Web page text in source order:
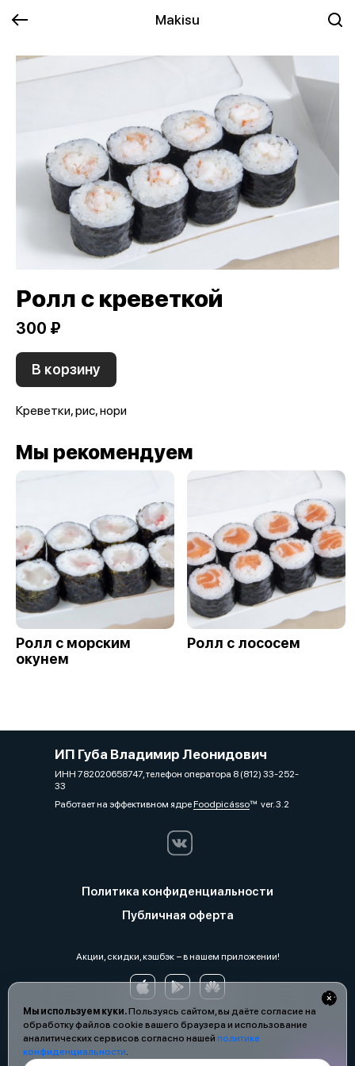
Makisu
Мы используем куки.Пользуясь сайтом, вы даёте согласие на
обработку файлов cookie вашего браузера и использование
аналитических сервисов согласно нашей политике
конфиденциальности.
Ролл с креветкой
300 ₽
В корзину
Креветки, рис, нори
Мы рекомендуем
Ролл с морским
окунем
Ролл с лососем
ИП Губа Владимир Леонидович
ИНН 782020658747, телефон оператора 8 (812) 33-252-
33
Работает на эффективном ядреFoodpicássover. 3.2
Политика конфиденциальности
Публичная оферта
Акции, скидки, кэшбэк − в нашем приложении!